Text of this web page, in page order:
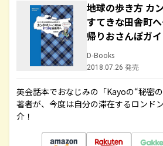
地球の歩き方 カ
すてきな田舎町
帰りおさんぽガ
D-Books
2018.07.26 発売
英会話本でおなじみの「Kayoの“秘密
著者が、今度は自分の滞在するロンド
介！